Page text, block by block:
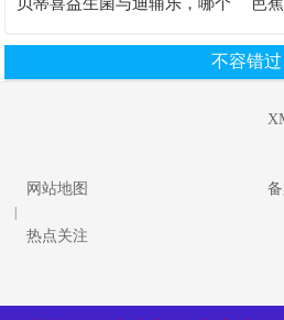
不容错过
网站地图
热点关注